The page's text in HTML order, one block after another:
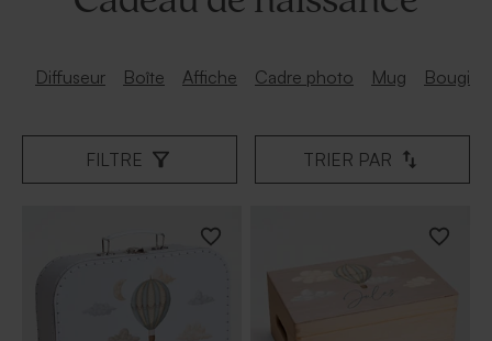
Diffuseur Boîte Affiche Cadre photo Mug Bougie
FILTRE TRIER PAR